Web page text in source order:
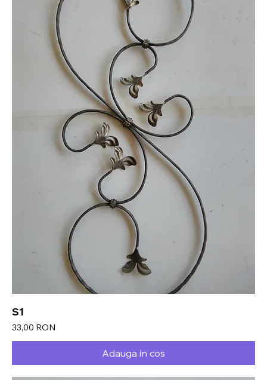
S1
Preț
33,00 RON
Adauga in cos